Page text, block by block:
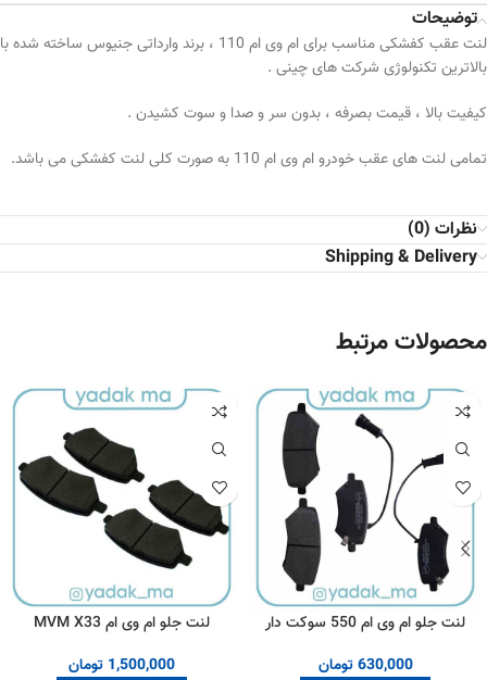
توضیحات
لنت عقب کفشکی مناسب برای ام وی ام 110 ، برند وارداتی جنیوس ساخته شده با
بالاترین تکنولوژی شرکت های چینی .
کیفیت بالا ، قیمت بصرفه ، بدون سر و صدا و سوت کشیدن .
تمامی لنت های عقب خودرو ام وی ام 110 به صورت کلی لنت کفشکی می باشد.
نظرات (0)
Shipping & Delivery
محصولات مرتبط
لنت جلو ام وی ام 550 سوکت دار
630,000 تومان
لنت جلو ام وی ام MVM X33
1,500,000 تومان